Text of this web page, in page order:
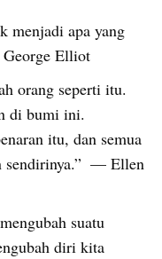
menjadi apa yang
Elliot
orang seperti itu.
di bumi ini.
itu, dan semua
sendirinya.”  — Ellen
suatu
diri kita